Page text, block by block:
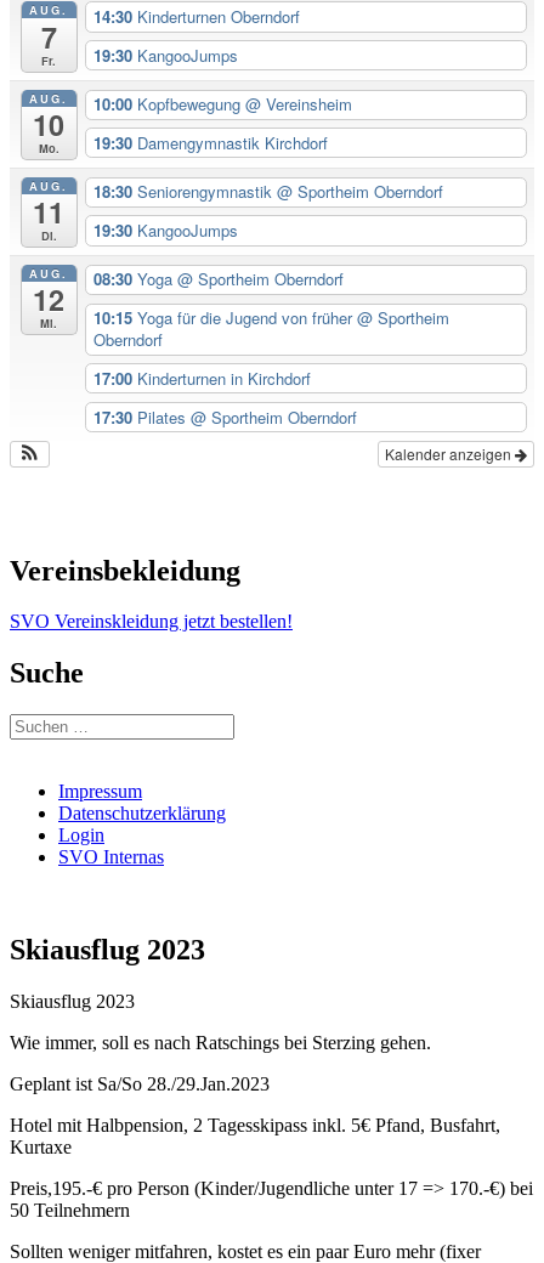
AUG.
7
Fr.
14:30 Kinderturnen Oberndorf
19:30 KangooJumps
AUG.
10
Mo.
10:00 Kopfbewegung @ Vereinsheim
19:30 Damengymnastik Kirchdorf
AUG.
11
Di.
18:30 Seniorengymnastik @ Sportheim Oberndorf
19:30 KangooJumps
AUG.
12
Mi.
08:30 Yoga @ Sportheim Oberndorf
10:15 Yoga für die Jugend von früher@ Sportheim
Oberndorf
17:00 Kinderturnen in Kirchdorf
17:30 Pilates @ Sportheim Oberndorf
Kalender anzeigen
Vereinsbekleidung
SVO Vereinskleidung jetzt bestellen!
Suche
Suchen
nach:
Impressum
Datenschutzerklärung
Login
SVO Internas
Skiausflug 2023
Skiausflug 2023
Wie immer, soll es nach Ratschings bei Sterzing gehen.
Geplant ist Sa/So 28./29.Jan.2023
Hotel mit Halbpension, 2 Tagesskipass inkl. 5€ Pfand, Busfahrt,
Kurtaxe
Preis,195.-€ pro Person (Kinder/Jugendliche unter 17 => 170.-€) bei
50 Teilnehmern
Sollten weniger mitfahren, kostet es ein paar Euro mehr (fixer